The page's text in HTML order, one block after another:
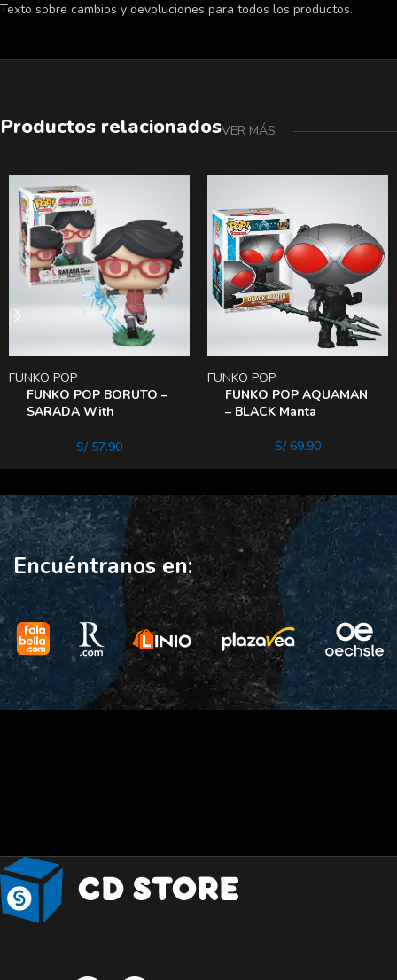
Texto sobre cambios y devoluciones para todos los productos.
Productos relacionadosVER MÁS
FUNKO POP BORUTO –
SARADA With
FUNKO POP
S/57.90
FUNKO POP AQUAMAN
– BLACK Manta
FUNKO POP
S/69.90
Encuéntranos en: